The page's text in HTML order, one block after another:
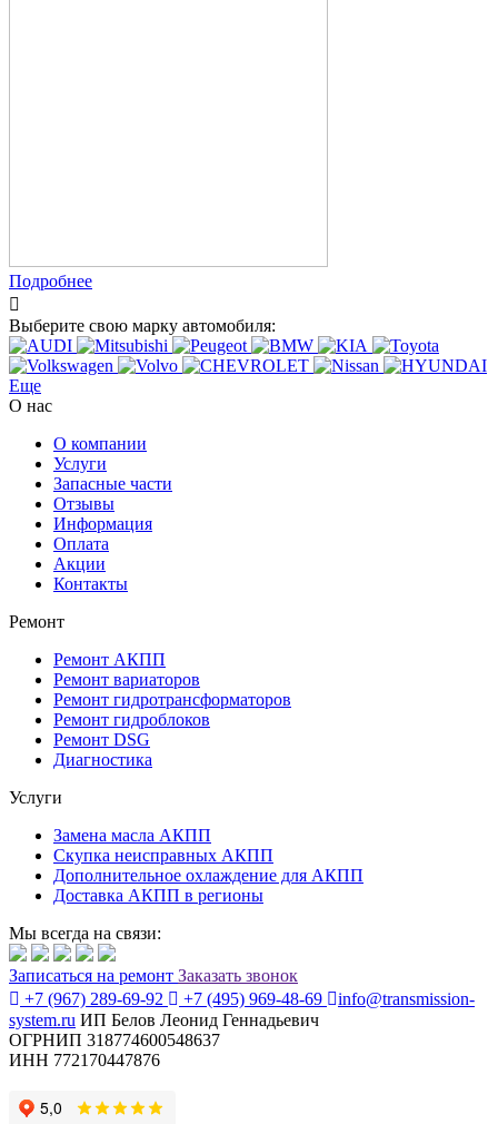
Подробнее
Выберите свою марку автомобиля:
Еще
О нас
О компании
Услуги
Запасные части
Отзывы
Информация
Оплата
Акции
Контакты
Ремонт
Ремонт АКПП
Ремонт вариаторов
Ремонт гидротрансформаторов
Ремонт гидроблоков
Ремонт DSG
Диагностика
Услуги
Замена масла АКПП
Скупка неисправных АКПП
Дополнительное охлаждение для АКПП
Доставка АКПП в регионы
Мы всегда на связи:
Записаться на ремонт Заказать звонок
+7 (967) 289-69-92
+7 (495) 969-48-69
info@transmission-
system.ru ИП Белов Леонид Геннадьевич
ОГРНИП 318774600548637
ИНН 772170447876